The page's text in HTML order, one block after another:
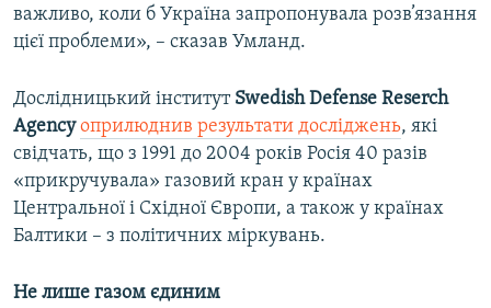
важливо, коли б Україна запропонувала розв’язання
цієї проблеми», – сказав Умланд.
Дослідницький інститут Swedish Defense Reserch
Agency оприлюднив результати досліджень, які
свідчать, що з 1991 до 2004 років Росія 40 разів
«прикручувала» газовий кран у країнах
Центральної і Східної Європи, а також у країнах
Балтики – з політичних міркувань.
Не лише газом єдиним